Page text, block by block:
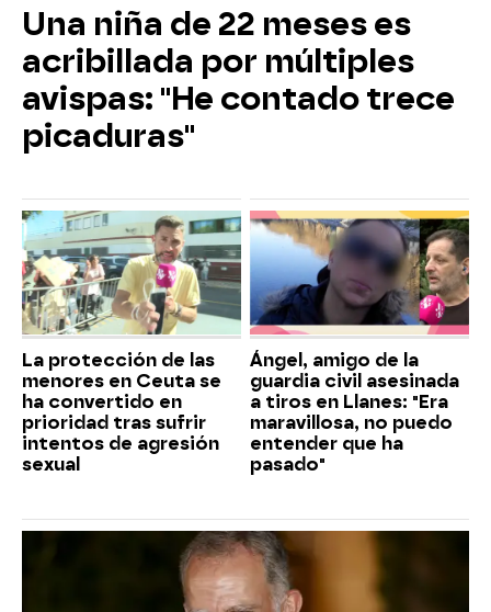
Una niña de 22 meses es
acribillada por múltiples
avispas: "He contado trece
picaduras"
La protección de las
menores en Ceuta se
ha convertido en
prioridad tras sufrir
intentos de agresión
sexual
Ángel, amigo de la
guardia civil asesinada
a tiros en Llanes: "Era
maravillosa, no puedo
entender que ha
pasado"